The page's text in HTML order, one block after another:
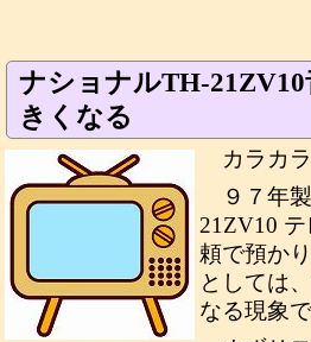
ナショナルTH-
きくなる
カラカ
９７年
21ZV10
頼で預か
としては
なる現象で